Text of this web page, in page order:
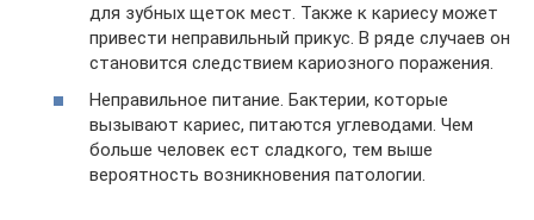
для зубных щеток мест. Также к кариесу может
привести неправильный прикус. В ряде случаев он
становится следствием кариозного поражения.
Неправильное питание. Бактерии, которые
вызывают кариес, питаются углеводами. Чем
больше человек ест сладкого, тем выше
вероятность возникновения патологии.